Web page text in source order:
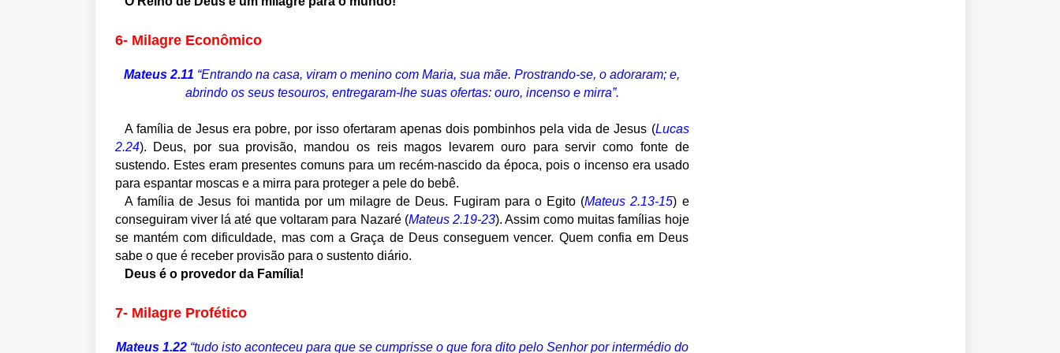
6- Milagre Econômico
Mateus 2.11 “Entrando na casa, viram o menino com Maria, sua mãe. Prostrando-se, o adoraram; e,
abrindo os seus tesouros, entregaram-lhe suas ofertas: ouro, incenso e mirra”.
A família de Jesus era pobre, por isso ofertaram apenas dois pombinhos pela vida de Jesus (Lucas
2.24). Deus, por sua provisão, mandou os reis magos levarem ouro para servir como fonte de
sustendo. Estes eram presentes comuns para um recém-nascido da época, pois o incenso era usado
para espantar moscas e a mirra para proteger a pele do bebê.
A família de Jesus foi mantida por um milagre de Deus. Fugiram para o Egito (Mateus 2.13-15) e
conseguiram viver lá até que voltaram para Nazaré (Mateus 2.19-23). Assim como muitas famílias hoje
se mantém com dificuldade, mas com a Graça de Deus conseguem vencer. Quem confia em Deus
sabe o que é receber provisão para o sustento diário.
Deus é o provedor da Família!
7- Milagre Profético
Mateus 1.22 “tudo isto aconteceu para que se cumprisse o que fora dito pelo Senhor por intermédio do